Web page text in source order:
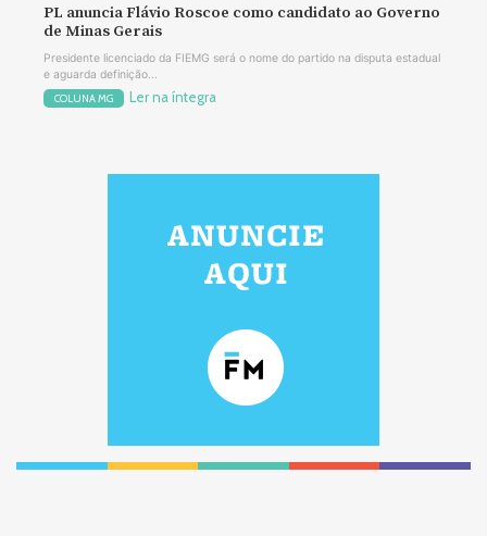
PL anuncia Flávio Roscoe como candidato ao Governo
de Minas Gerais
Presidente licenciado da FIEMG será o nome do partido na disputa estadual
e aguarda definição...
COLUNA MG Ler na íntegra